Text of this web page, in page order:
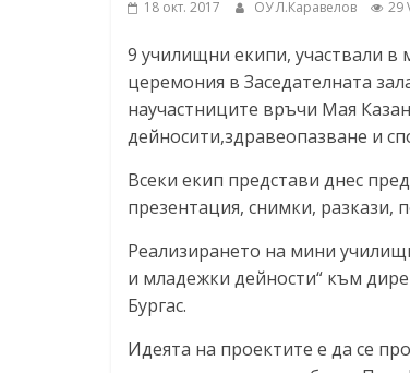
18 окт. 2017 ОУ Л.Каравелов 29
9 училищни екипи, участвали в
церемония в Заседателната
научастниците връчи Мая
дейносити,здравеопазване и
Всеки екип представи днес
презентация, снимки, разкази,
Реализирането на мини
и младежки дейности“ към
Бургас.
Идеята на проектите е да се